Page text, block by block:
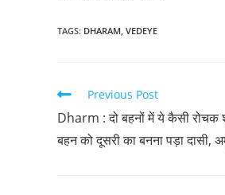
TAGS: DHARAM VEDEYE
Previous Post
Dharm : दो बहनों में ये कैसी
बहन को दूसरी का बनना पड़ा